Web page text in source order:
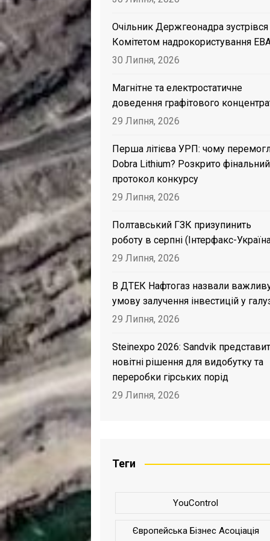
Очільник Держгеонадра зустрівся
Комітетом надрокористування
30 Липня, 2026
Магнітне та електростатичне
доведення графітового
29 Липня, 2026
Перша літієва УРП: чому
Dobra Lithium? Розкрито фінальний
протокол конкурсу
29 Липня, 2026
Полтавський ГЗК призупинить
роботу в серпні (Інтерфакс-
29 Липня, 2026
В ДТЕК Нафтогаз назвали
умову залучення інвестицій у
29 Липня, 2026
Steinexpo 2026: Sandvik
новітні рішення для видобутку та
переробки гірських порід
29 Липня, 2026
Теги
YouControl
Європейська Бізнес Асоціація